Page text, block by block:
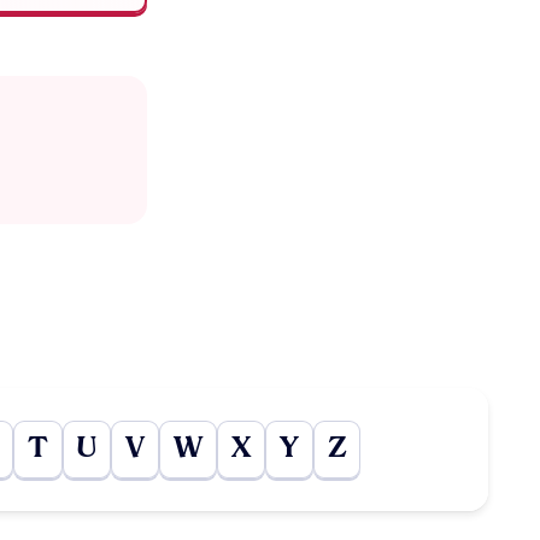
T U V W X Y Z